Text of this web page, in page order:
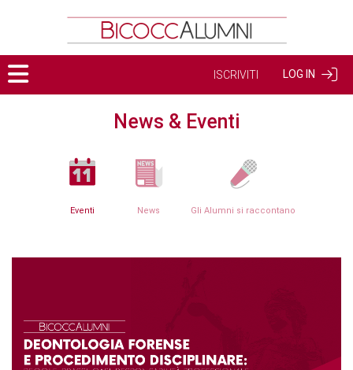
LOG IN
ISCRIVITI
News & Eventi
Eventi News Gli Alumni si raccontano